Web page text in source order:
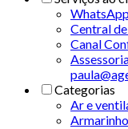
Central
Canal
Categorias
Ar e